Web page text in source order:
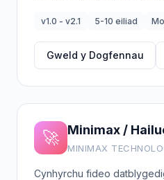
v1.0 - v2.1 5-10 eiliad
Gweld y Dogfennau
🚀 Minimax /
MINIMAX
Cynhyrchu fideo